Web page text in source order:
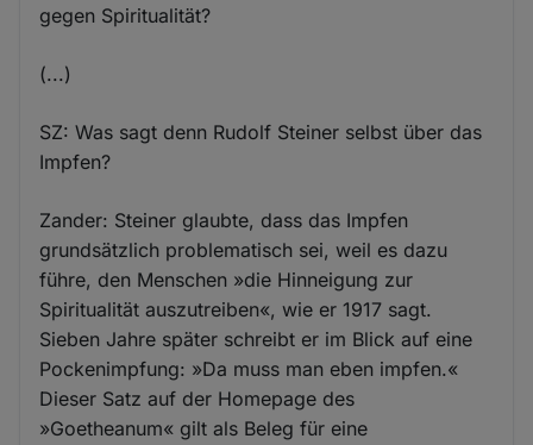
gegen Spiritualität?
(...)
SZ: Was sagt denn Rudolf Steiner selbst über das
Impfen?
Zander: Steiner glaubte, dass das Impfen
grundsätzlich problematisch sei, weil es dazu
führe, den Menschen »die Hinneigung zur
Spiritualität auszutreiben«, wie er 1917 sagt.
Sieben Jahre später schreibt er im Blick auf eine
Pockenimpfung: »Da muss man eben impfen.«
Dieser Satz auf der Homepage des
»Goetheanum« gilt als Beleg für eine